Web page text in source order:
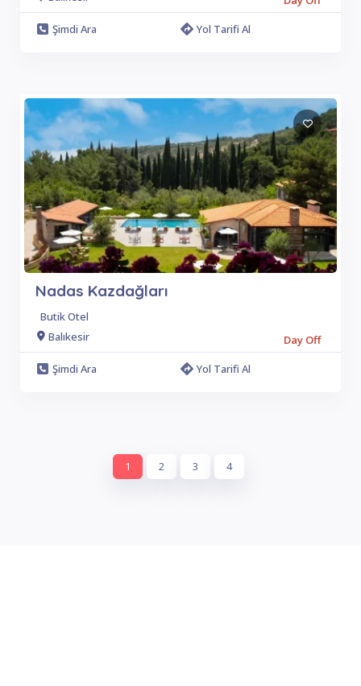
Şimdi Ara
Yol Tarifi Al
Nadas Kazdağları
Butik Otel
Balıkesir
Day Off
Şimdi Ara
Yol Tarifi Al
1 2 3 4